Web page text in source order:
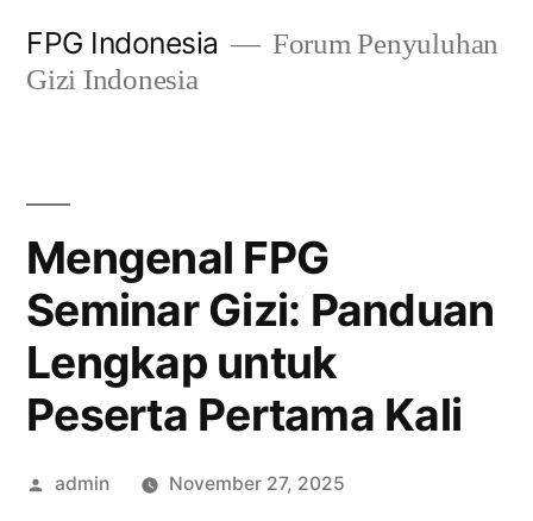
FPG Indonesia
Forum Penyuluhan
Gizi Indonesia
Mengenal FPG
Seminar Gizi: Panduan
Lengkap untuk
Peserta Pertama Kali
Posted
admin November 27, 2025